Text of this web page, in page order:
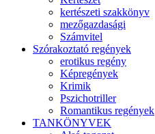
kertészeti szakkönyv
mezőgazdasági
Számvitel
Szórakoztató regények
erotikus regény
Képregények
Krimik
Pszichotriller
Romantikus regények
TANKÖNYVEK